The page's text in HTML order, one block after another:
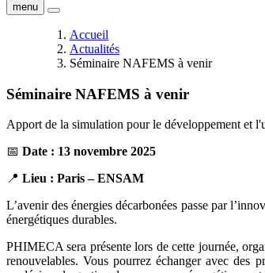
menu
Accueil
Actualités
Séminaire NAFEMS à venir
Séminaire NAFEMS à venir
Apport de la simulation pour le développement et
📅 Date : 13 novembre 2025
📍 Lieu : Paris – ENSAM
L’avenir des énergies décarbonées passe par
énergétiques durables.
PHIMECA sera présente lors de cette journée,
renouvelables. Vous pourrez échanger avec des